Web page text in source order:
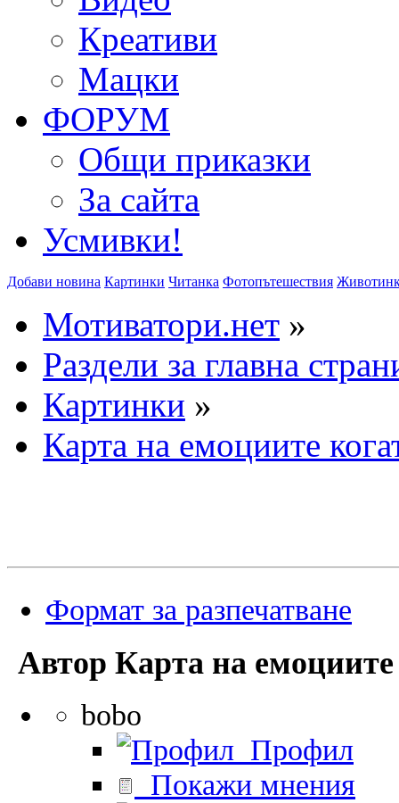
Креативи
Мацки
ФОРУМ
Общи приказки
За сайта
Усмивки!
Добави новина Картинки Читанка Фотопътешествия
Мотиватори.нет »
Раздели за главна
Картинки »
Карта на емоциите
Формат за разпечатване
Автор Карта на емоциите
bobo
Профил
Покажи мнения